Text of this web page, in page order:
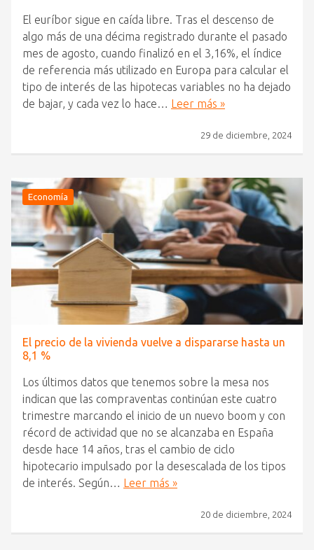
El euríbor sigue en caída libre. Tras el descenso de
algo más de una décima registrado durante el pasado
mes de agosto, cuando finalizó en el 3,16%, el índice
de referencia más utilizado en Europa para calcular el
tipo de interés de las hipotecas variables no ha dejado
de bajar, y cada vez lo hace… Leer más »
29 de diciembre, 2024
Economía
El precio de la vivienda vuelve a dispararse hasta un
8,1 %
Los últimos datos que tenemos sobre la mesa nos
indican que las compraventas continúan este cuatro
trimestre marcando el inicio de un nuevo boom y con
récord de actividad que no se alcanzaba en España
desde hace 14 años, tras el cambio de ciclo
hipotecario impulsado por la desescalada de los tipos
de interés. Según… Leer más »
20 de diciembre, 2024